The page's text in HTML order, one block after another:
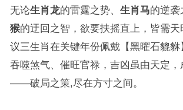
无论生肖龙的雷霆之势、 生肖马的逆袭
猴的迂回之智，欲要扶摇直上，皆需天
议三生肖在关键年份佩戴【黑曜石貔貅
吞噬煞气、催旺官禄，吉凶虽由天定，
——破局之策,尽在方寸之间。